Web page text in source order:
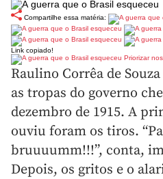
Compartilhe essa matéria:
Link copiado!
Priorizar
Raulino Corrêa de
as tropas do governo
dezembro de 1915. A
ouviu foram os tiros.
bruuuumm!!!”, conta,
Depois, os gritos e o